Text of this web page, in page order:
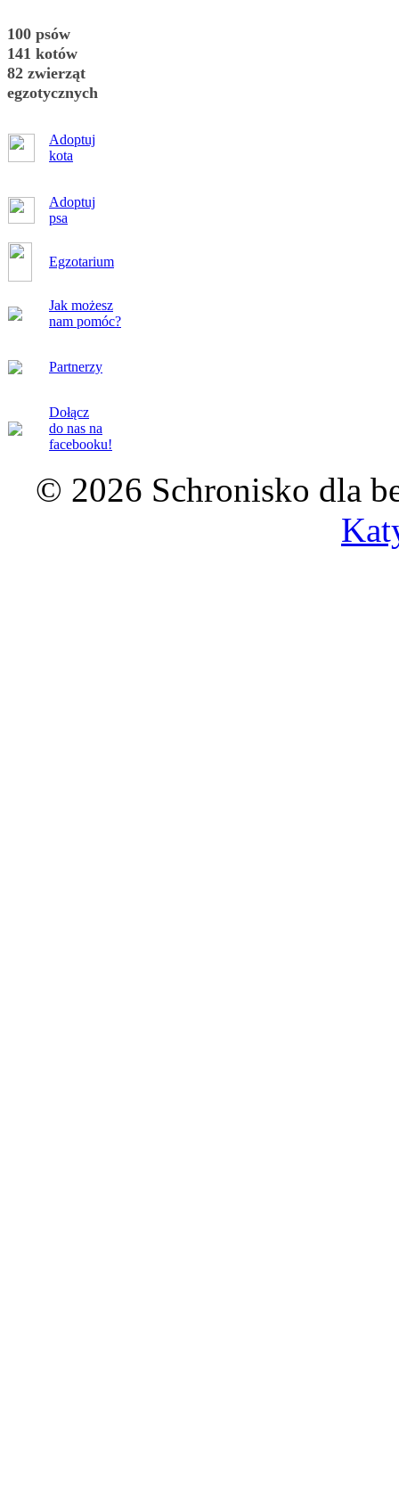
100 psów
141 kotów
82 zwierząt
egzotycznych
Adoptuj
kota
Adoptuj
psa
Egzotarium
Jak możesz
nam pomóc?
Partnerzy
Dołącz
do nas na
facebooku!
© 2026 Schronisko dla